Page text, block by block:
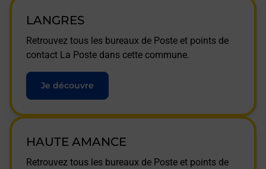
LANGRES
Retrouvez tous les bureaux de Poste et points de
contact La Poste dans cette commune.
Je découvre
HAUTE AMANCE
Retrouvez tous les bureaux de Poste et points de